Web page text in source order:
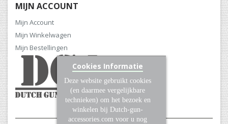
MIJN ACCOUNT
Mijn Account
Mijn Winkelwagen
Mijn Bestellingen
Cookies Informatie
Deze website gebruikt cookies
(en daarmee vergelijkbare
technieken) om het bezoek en
winkelen bij Dutch-gun-
accessories.com voor u nog